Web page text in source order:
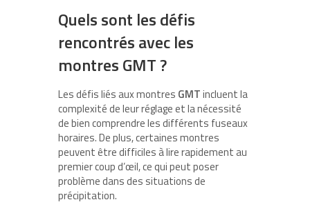
Quels sont les défis
rencontrés avec les
montres GMT ?
Les défis liés aux montres GMTincluent la
complexité de leur réglage et la nécessité
de bien comprendre les différents fuseaux
horaires. De plus, certaines montres
peuvent être difficiles à lire rapidement au
premier coup d’œil, ce qui peut poser
problème dans des situations de
précipitation.